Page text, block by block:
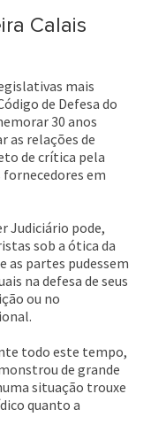
Calais
mais
de Defesa do
30 anos
as relações de
de crítica pela
em
Judiciário pode,
sob a ótica da
as partes pudessem
na defesa de seus
ou no
todo este tempo,
de grande
situação trouxe
quanto a